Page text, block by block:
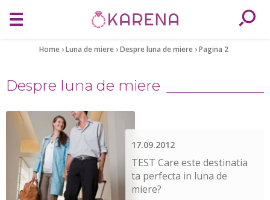
Home ›Luna de miere ›Despre luna de miere ›Pagina 2
Despre luna de miere
17.09.2012
TEST Care este destinatia
ta perfecta in luna de
miere?